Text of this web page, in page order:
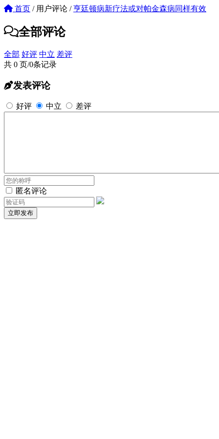
首页 /用户评论 / 亨廷顿病新疗法或对帕金森病同样有效
全部评论
全部 好评 中立 差评
共 0 页/0条记录
发表评论
好评 中立 差评
匿名评论
立即发布